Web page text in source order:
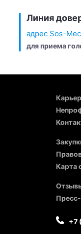
Линия
адрес Sos-
для приема
Карта
+7